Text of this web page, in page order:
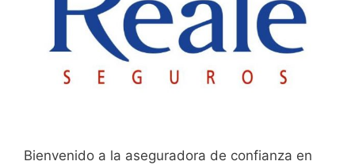
Bienvenido a la aseguradora de confianza en